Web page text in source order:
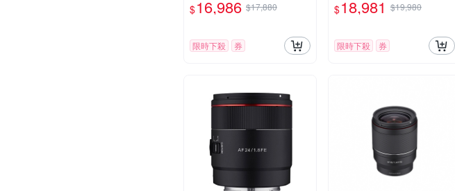
$16,986 $17,880
限時下殺 券
$18,981 $19,980
限時下殺 券